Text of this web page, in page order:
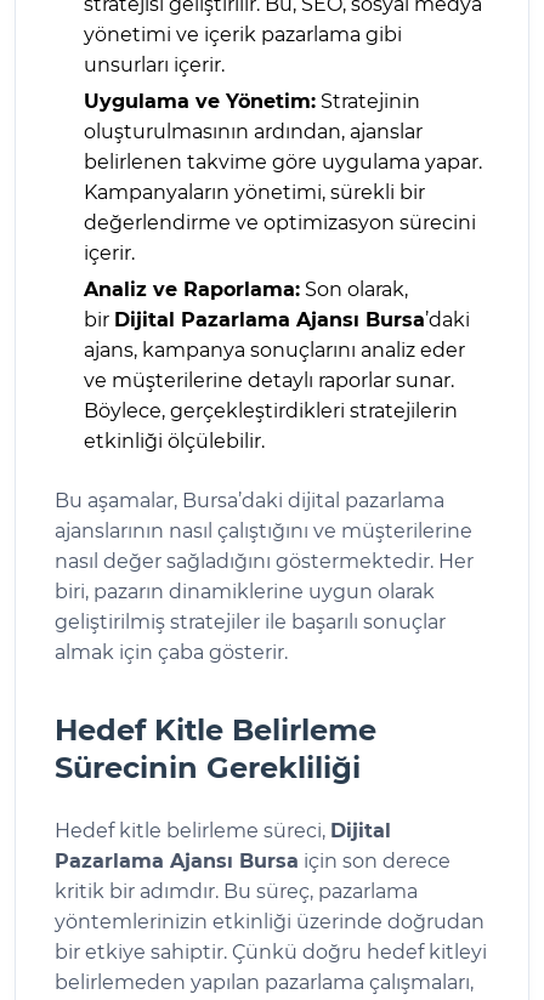
yönetimi ve içerik pazarlama gibi
unsurları içerir.
Uygulama ve Yönetim: Stratejinin
oluşturulmasının ardından, ajanslar
belirlenen takvime göre uygulama yapar.
Kampanyaların yönetimi, sürekli bir
değerlendirme ve optimizasyon sürecini
içerir.
Analiz ve Raporlama: Son olarak,
bir Dijital Pazarlama Ajansı Bursa’daki
ajans, kampanya sonuçlarını analiz eder
ve müşterilerine detaylı raporlar sunar.
Böylece, gerçekleştirdikleri stratejilerin
etkinliği ölçülebilir.
Bu aşamalar, Bursa’daki dijital pazarlama
ajanslarının nasıl çalıştığını ve müşterilerine
nasıl değer sağladığını göstermektedir. Her
biri, pazarın dinamiklerine uygun olarak
geliştirilmiş stratejiler ile başarılı sonuçlar
almak için çaba gösterir.
Hedef Kitle Belirleme
Sürecinin Gerekliliği
Hedef kitle belirleme süreci, Dijital
Pazarlama Ajansı Bursa için son derece
kritik bir adımdır. Bu süreç, pazarlama
yöntemlerinizin etkinliği üzerinde doğrudan
bir etkiye sahiptir. Çünkü doğru hedef kitleyi
belirlemeden yapılan pazarlama çalışmaları,